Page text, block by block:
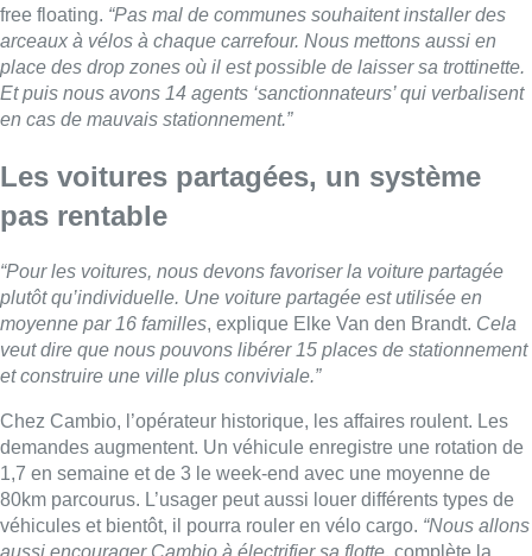
free floating. “Pas mal de communes souhaitent installer des
arceaux à vélos à chaque carrefour. Nous mettons aussi en
place des drop zones où il est possible de laisser sa trottinette.
Et puis nous avons 14 agents ‘sanctionnateurs’ qui verbalisent
en cas de mauvais stationnement.”
Les voitures partagées, un système
pas rentable
“Pour les voitures, nous devons favoriser la voiture partagée
plutôt qu’individuelle. Une voiture partagée est utilisée en
moyenne par 16 familles, explique Elke Van den Brandt. Cela
veut dire que nous pouvons libérer 15 places de stationnement
et construire une ville plus conviviale.”
Chez Cambio, l’opérateur historique, les affaires roulent. Les
demandes augmentent. Un véhicule enregistre une rotation de
1,7 en semaine et de 3 le week-end avec une moyenne de
80km parcourus. L’usager peut aussi louer différents types de
véhicules et bientôt, il pourra rouler en vélo cargo. “Nous allons
aussi encourager Cambio à électrifier sa flotte, complète la